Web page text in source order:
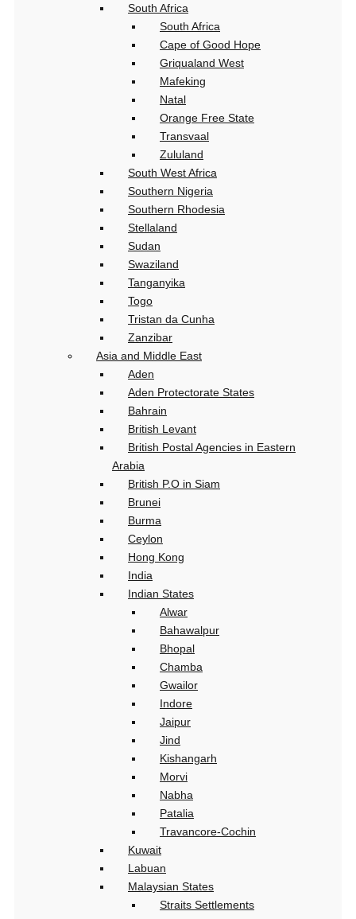
South Africa
South Africa
Cape of Good Hope
Griqualand West
Mafeking
Natal
Orange Free State
Transvaal
Zululand
South West Africa
Southern Nigeria
Southern Rhodesia
Stellaland
Sudan
Swaziland
Tanganyika
Togo
Tristan da Cunha
Zanzibar
Asia and Middle East
Aden
Aden Protectorate States
Bahrain
British Levant
British Postal Agencies in Eastern
Arabia
British P.O in Siam
Brunei
Burma
Ceylon
Hong Kong
India
Indian States
Alwar
Bahawalpur
Bhopal
Chamba
Gwailor
Indore
Jaipur
Jind
Kishangarh
Morvi
Nabha
Patalia
Travancore-Cochin
Kuwait
Labuan
Malaysian States
Straits Settlements